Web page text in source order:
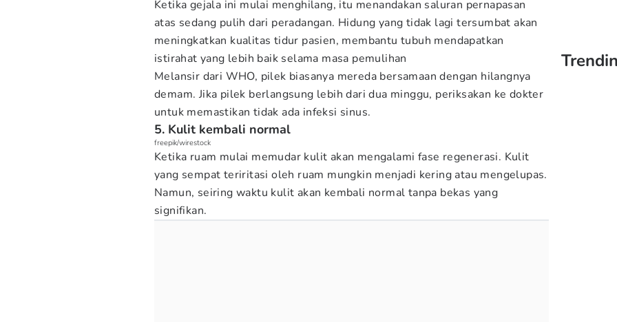
Ketika gejala ini mulai menghilang, itu menandakan saluran pernapasan
atas sedang pulih dari peradangan. Hidung yang tidak lagi tersumbat akan
meningkatkan kualitas tidur pasien, membantu tubuh mendapatkan
istirahat yang lebih baik selama masa pemulihan
Melansir dari WHO, pilek biasanya mereda bersamaan dengan hilangnya
demam. Jika pilek berlangsung lebih dari dua minggu, periksakan ke dokter
untuk memastikan tidak ada infeksi sinus.
5. Kulit kembali normal
freepik/wirestock
Ketika ruam mulai memudar kulit akan mengalami fase regenerasi. Kulit
yang sempat teriritasi oleh ruam mungkin menjadi kering atau mengelupas.
Namun, seiring waktu kulit akan kembali normal tanpa bekas yang
signifikan.